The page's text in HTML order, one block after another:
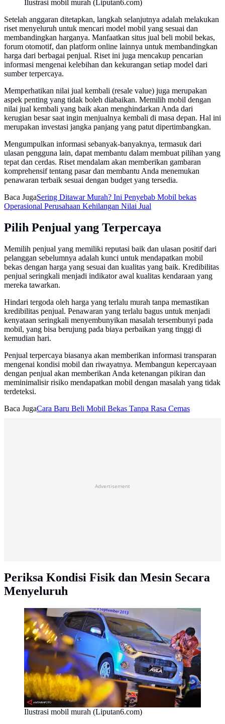
Ilustrasi mobil murah (Liputan6.com)
Setelah anggaran ditetapkan, langkah selanjutnya adalah melakukan
riset menyeluruh untuk mencari model mobil yang sesuai dan
membandingkan harganya. Manfaatkan situs jual beli mobil bekas,
forum otomotif, dan platform online lainnya untuk membandingkan
harga dari berbagai penjual. Riset ini juga mencakup pencarian
informasi mengenai kelebihan dan kekurangan setiap model dari
sumber terpercaya.
Memperhatikan nilai jual kembali (resale value) juga merupakan
aspek penting yang tidak boleh diabaikan. Memilih mobil dengan
nilai jual kembali yang baik akan menghindarkan Anda dari
kerugian besar saat ingin menjualnya kembali di masa depan. Hal ini
merupakan investasi jangka panjang yang patut dipertimbangkan.
Mengumpulkan informasi sebanyak-banyaknya, termasuk dari
ulasan pengguna lain, dapat membantu dalam membuat pilihan yang
tepat dan cerdas. Riset mendalam akan memberikan gambaran
komprehensif tentang pasar dan membantu Anda menemukan
penawaran terbaik sesuai dengan budget yang tersedia.
Baca JugaSering Ditawar Murah? Ini Penyebab Mobil bekas
Operasional Perusahaan Kehilangan Nilai Jual
Pilih Penjual yang Terpercaya
Memilih penjual yang memiliki reputasi baik dan ulasan positif dari
pelanggan sebelumnya adalah kunci untuk mendapatkan mobil
bekas dengan harga yang sesuai dan kualitas yang baik. Kredibilitas
penjual seringkali menjadi indikator awal kualitas kendaraan yang
mereka tawarkan.
Hindari tergoda oleh harga yang terlalu murah tanpa memastikan
kredibilitas penjual. Penawaran yang terlalu bagus untuk menjadi
kenyataan seringkali menyembunyikan masalah tersembunyi pada
mobil, yang bisa berujung pada biaya perbaikan yang tinggi di
kemudian hari.
Penjual terpercaya biasanya akan memberikan informasi transparan
mengenai kondisi mobil dan riwayatnya. Membangun kepercayaan
dengan penjual akan memberikan Anda ketenangan pikiran dan
meminimalisir risiko mendapatkan mobil dengan masalah yang tidak
terdeteksi.
Baca JugaCara Baru Beli Mobil Bekas Tanpa Rasa Cemas
Advertisement
Periksa Kondisi Fisik dan Mesin Secara
Menyeluruh
Ilustrasi mobil murah (Liputan6.com)